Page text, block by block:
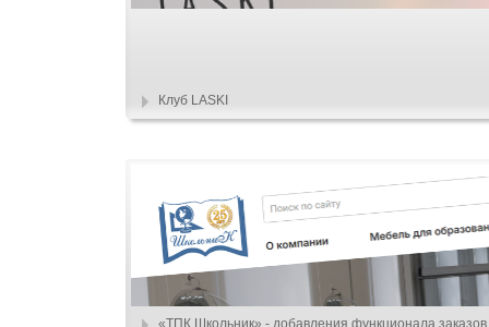
Клуб LASKI
«ТПК Школьник» - добавления функционала заказов